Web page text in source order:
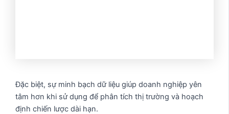
Đặc biệt, sự minh bạch dữ liệu giúp doanh nghiệp yên
tâm hơn khi sử dụng để phân tích thị trường và hoạch
định chiến lược dài hạn.